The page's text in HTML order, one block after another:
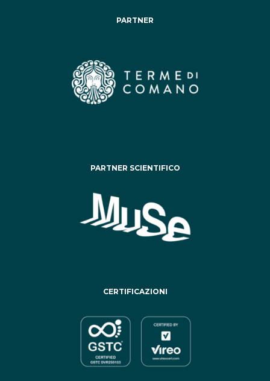
PARTNER
PARTNER SCIENTIFICO
CERTIFICAZIONI